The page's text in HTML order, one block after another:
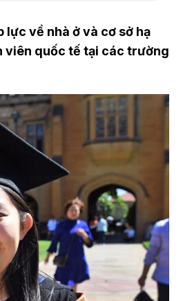
lực về nhà ở và cơ sở hạ
viên quốc tế tại các trường